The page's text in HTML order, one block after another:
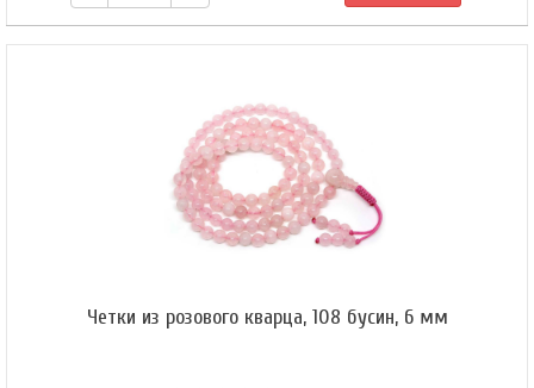
Эти четки изготовлены из натурального балтийского янтаря цвета #8 со
Четки из розового кварца, 108 бусин, 6 мм